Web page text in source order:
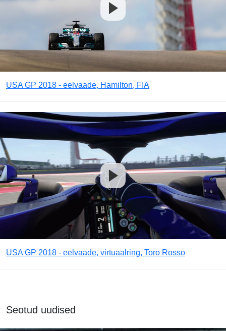
USA GP 2018 - eelvaade, Hamilton, FIA
USA GP 2018 - eelvaade, virtuaalring, Toro Rosso
Seotud uudised